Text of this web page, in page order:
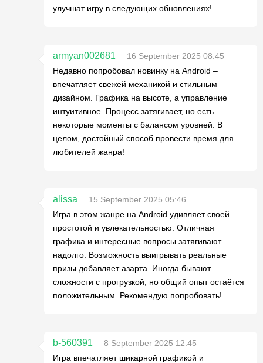
улучшат игру в следующих обновлениях!
armyan002681
16 September 2025 08:45
Недавно попробовал новинку на Android –
впечатляет свежей механикой и стильным
дизайном. Графика на высоте, а управление
интуитивное. Процесс затягивает, но есть
некоторые моменты с балансом уровней. В
целом, достойный способ провести время для
любителей жанра!
alissa
15 September 2025 05:46
Игра в этом жанре на Android удивляет своей
простотой и увлекательностью. Отличная
графика и интересные вопросы затягивают
надолго. Возможность выигрывать реальные
призы добавляет азарта. Иногда бывают
сложности с прогрузкой, но общий опыт остаётся
положительным. Рекомендую попробовать!
b-560391
8 September 2025 12:45
Игра впечатляет шикарной графикой и